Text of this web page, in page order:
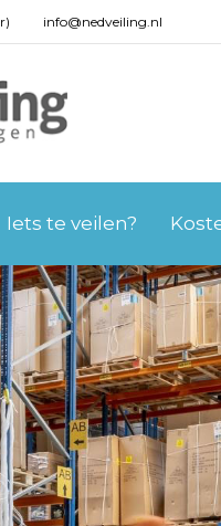
info@nedveiling.nl
Iets te veilen?